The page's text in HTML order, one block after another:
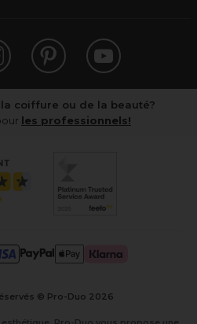
coiffure ou de la beauté?
les professionnels!
© Pro-Duo 2026